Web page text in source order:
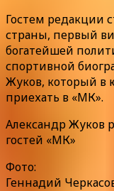
Гостем редакции
страны, первый
богатейшей
спортивной
Жуков, который в
приехать в «МК».
Александр Жуков
гостей «МК»
Фото:
Геннадий